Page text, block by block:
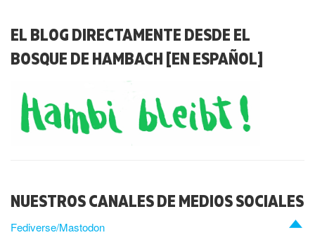
EL BLOG DIRECTAMENTE DESDE EL
BOSQUE DE HAMBACH [EN ESPAÑOL]
NUESTROS CANALES DE MEDIOS SOCIALES
Fediverse/Mastodon